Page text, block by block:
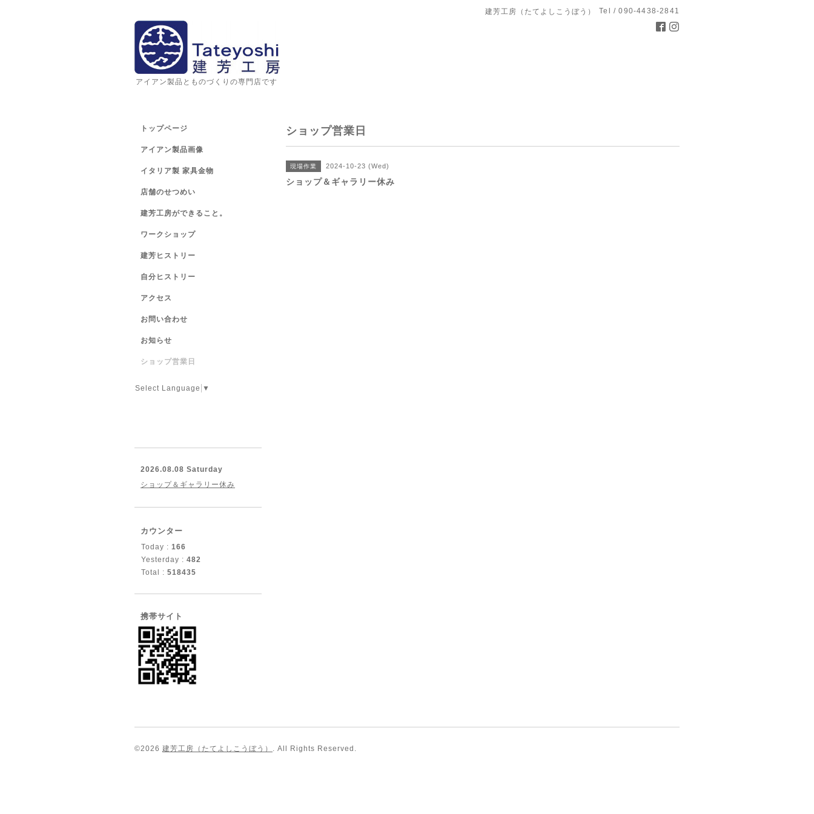
建芳工房（たてよしこうぼう） Tel / 090-4438-2841
アイアン製品とものづくりの専門店です
ショップ営業日
現場作業 2024-10-23 (Wed)
ショップ＆ギャラリー休み
トップページ
アイアン製品画像
イタリア製 家具金物
店舗のせつめい
建芳工房ができること。
ワークショップ
建芳ヒストリー
自分ヒストリー
アクセス
お問い合わせ
お知らせ
ショップ営業日
Select Language ▼
2026.08.08 Saturday
ショップ＆ギャラリー休み
カウンター
Today : 166
Yesterday : 482
Total : 518435
携帯サイト
©2026 建芳工房（たてよしこうぼう） . All Rights Reserved.